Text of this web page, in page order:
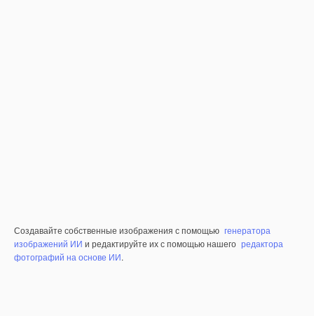
Создавайте собственные изображения с помощью генератора
изображений ИИ и редактируйте их с помощью нашего редактора
фотографий на основе ИИ.